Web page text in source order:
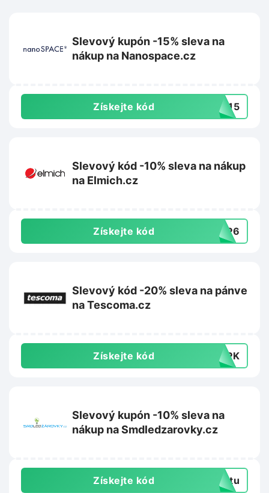
Slevový kupón -15% sleva na
nákup na Nanospace.cz
Získejte kód 9015
Slevový kód -10% sleva na nákup
na Elmich.cz
Získejte kód 0EP6
Slevový kód -20% sleva na pánve
na Tescoma.cz
Získejte kód F3PK
Slevový kupón -10% sleva na
nákup na Smdledzarovky.cz
Získejte kód extu